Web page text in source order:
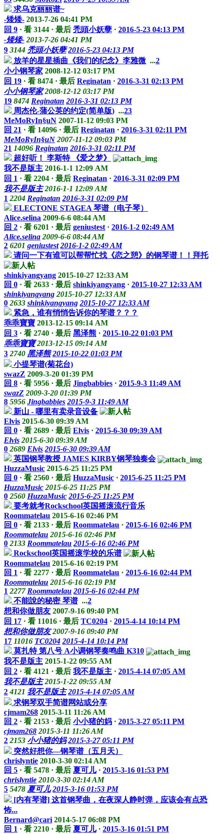
求乌克丽丽谱~
-矮矮- 2013-7-26 04:41 PM
回 9 · 看 3144 · 最后 禿頭小妖孽 · 2016-5-23 04:13 PM
-矮矮- 2013-7-26 04:41 PM
9 3144 禿頭小妖孽 2016-5-23 04:13 PM
放羊的星星插曲《我们的纪念》李雅微 ...2
小小钢琴家 2008-12-12 03:17 PM
回 19 · 看 8474 · 最后 Reginatan · 2016-3-31 02:13 PM
小小钢琴家 2008-12-12 03:17 PM
19 8474 Reginatan 2016-3-31 02:13 PM
周杰伦-蒲公英的约定(简单版) ...23
MeMoRyIn§uN 2007-11-12 09:03 PM
回 21 · 看 14096 · 最后 Reginatan · 2016-3-31 02:11 PM
MeMoRyIn§uN 2007-11-12 09:03 PM
21 14096 Reginatan 2016-3-31 02:11 PM
超好听！ 李斯特 《爱之梦》
我不是版主 2016-1-1 12:09 AM
回 1 · 看 2204 · 最后 Reginatan · 2016-3-31 02:09 PM
我不是版主 2016-1-1 12:09 AM
1 2204 Reginatan 2016-3-31 02:09 PM
ELECTONE STAGEA 琴谱（电子琴）
Alice.selina 2009-6-6 08:44 AM
回 2 · 看 6201 · 最后 geniustest · 2016-1-2 02:49 AM
Alice.selina 2009-6-6 08:44 AM
2 6201 geniustest 2016-1-2 02:49 AM
请问一下有谁可以帮帮忙找《恋之憩》的钢琴谱！！拜托
shinkiyangyang 2015-10-27 12:33 AM
回 0 · 看 2633 · 最后 shinkiyangyang · 2015-10-27 12:33 AM
shinkiyangyang 2015-10-27 12:33 AM
0 2633 shinkiyangyang 2015-10-27 12:33 AM
紧急，谁有悄悄告诉你的琴谱？？？
乖乖寶寶 2013-12-15 09:14 AM
回 3 · 看 2740 · 最后 黑泽熊 · 2015-10-22 01:03 PM
乖乖寶寶 2013-12-15 09:14 AM
3 2740 黑泽熊 2015-10-22 01:03 PM
小提琴谱(菊花台)
swazZ 2009-3-20 01:39 PM
回 8 · 看 5956 · 最后 Jingbabbies · 2015-9-3 11:49 AM
swazZ 2009-3-20 01:39 PM
8 5956 Jingbabbies 2015-9-3 11:49 AM
新山 - 哪里有卖录音设备
Elvis 2015-6-30 09:39 AM
回 0 · 看 2689 · 最后 Elvis · 2015-6-30 09:39 AM
Elvis 2015-6-30 09:39 AM
0 2689 Elvis 2015-6-30 09:39 AM
英国钢琴教授 JAMES KIRBY钢琴独奏会
HuzzaMusic 2015-6-25 11:25 PM
回 0 · 看 2560 · 最后 HuzzaMusic · 2015-6-25 11:25 PM
HuzzaMusic 2015-6-25 11:25 PM
0 2560 HuzzaMusic 2015-6-25 11:25 PM
要考就考Rockschool英国摇滚流行音乐
Roommatelau 2015-6-16 02:46 PM
回 0 · 看 2133 · 最后 Roommatelau · 2015-6-16 02:46 PM
Roommatelau 2015-6-16 02:46 PM
0 2133 Roommatelau 2015-6-16 02:46 PM
Rockschool英国摇滚学校的乐谱
Roommatelau 2015-6-16 02:19 PM
回 1 · 看 2277 · 最后 Roommatelau · 2015-6-16 02:44 PM
Roommatelau 2015-6-16 02:19 PM
1 2277 Roommatelau 2015-6-16 02:44 PM
不能說的秘密 琴谱 ...2
想和你做朋友 2007-9-16 09:40 PM
回 17 · 看 11016 · 最后 TC0204 · 2015-4-14 10:14 PM
想和你做朋友 2007-9-16 09:40 PM
17 11016 TC0204 2015-4-14 10:14 PM
莫扎特 第八号 A小调钢琴奏鸣曲 K310
我不是版主 2015-1-22 09:55 AM
回 2 · 看 4121 · 最后 我不是版主 · 2015-4-14 07:05 AM
我不是版主 2015-1-22 09:55 AM
2 4121 我不是版主 2015-4-14 07:05 AM
求钢琴双手简谱网站或分享
cjmam268 2015-3-11 11:26 AM
回 2 · 看 2153 · 最后 小小猪的妈 · 2015-3-27 05:11 PM
cjmam268 2015-3-11 11:26 AM
2 2153 小小猪的妈 2015-3-27 05:11 PM
突然好想你—钢琴谱（五月天）
chrislyntie 2010-3-30 02:14 AM
回 5 · 看 5478 · 最后 夏可儿· 2015-3-16 01:53 PM
chrislyntie 2010-3-30 02:14 AM
5 5478 夏可儿 2015-3-16 01:53 PM
[内有琴谱] 这首钢琴曲，在夜深人静时弹，应该会有点恐
怖...
Bernard@cari 2014-5-17 06:08 PM
回 1 · 看 2210 · 最后 夏可儿· 2015-3-16 01:51 PM